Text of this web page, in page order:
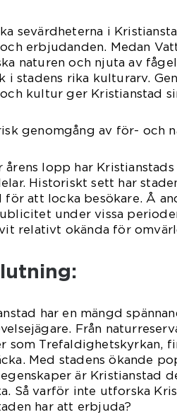
sevärdheterna i
erbjudanden. Medan
naturen och njuta av
i stadens rika kulturarv.
kultur ger Kristianstad
genomgång av för- och
årens lopp har
Historiskt sett har
för att locka besökare. Å
under vissa
relativt okända för
har en mängd
Från
som Trefaldighetskyrkan,
Med stadens ökande
är Kristianstad
Så varför inte utforska
har att erbjuda?